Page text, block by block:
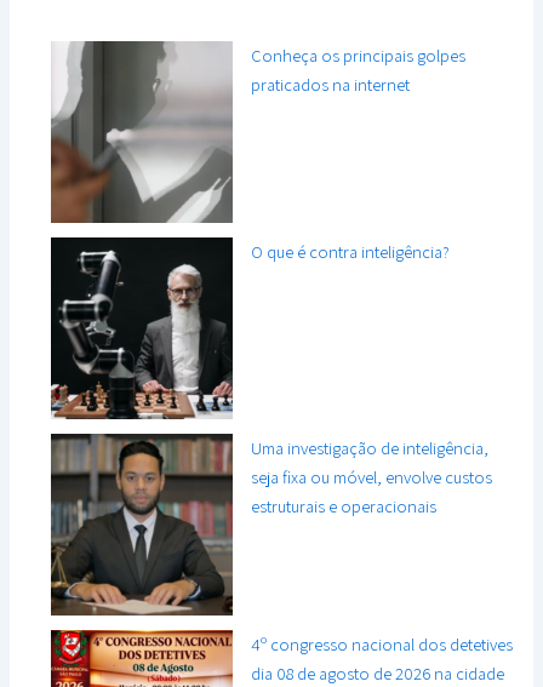
Conheça os principais golpes
praticados na internet
O que é contra inteligência?
Uma investigação de inteligência,
seja fixa ou móvel, envolve custos
estruturais e operacionais
4º congresso nacional dos detetives
dia 08 de agosto de 2026 na cidade